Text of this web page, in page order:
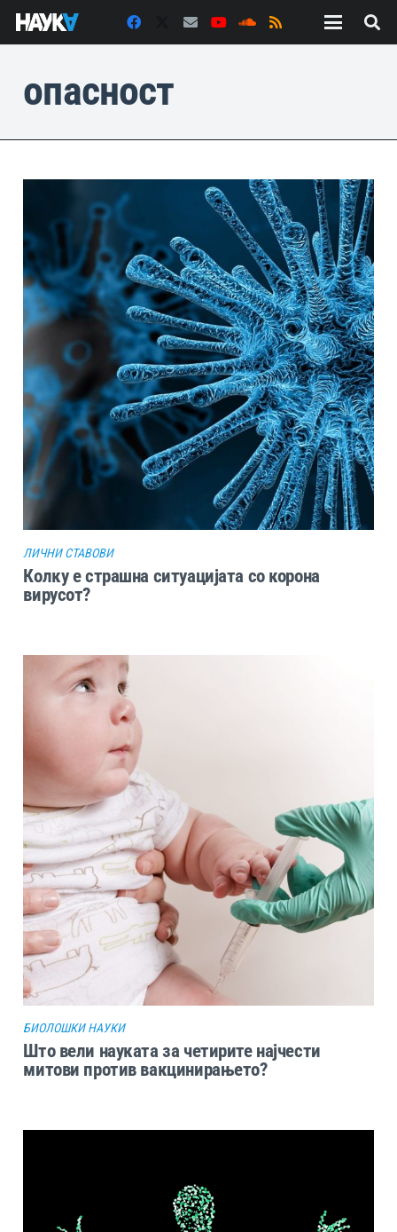
опасност
ЛИЧНИ СТАВОВИ
Колку е страшна ситуацијата со корона
вирусот?
БИОЛОШКИ НАУКИ
Што вели науката за четирите најчести
митови против вакцинирањето?